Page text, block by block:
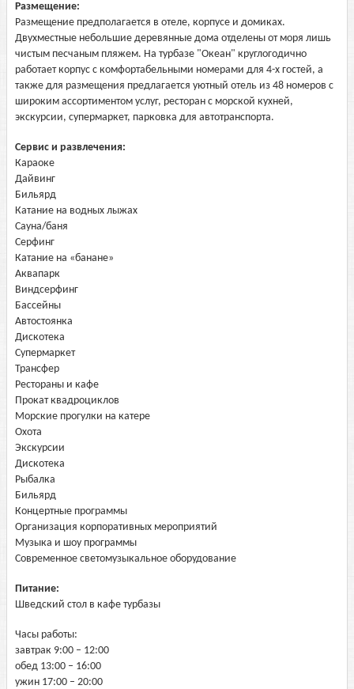
Размещение:
Размещение предполагается в отеле, корпусе и домиках.
Двухместные небольшие деревянные дома отделены от моря лишь
чистым песчаным пляжем. На турбазе "Океан" круглогодично
работает корпус с комфортабельными номерами для 4-х гостей, а
также для размещения предлагается уютный отель из 48 номеров с
широким ассортиментом услуг, ресторан с морской кухней,
экскурсии, супермаркет, парковка для автотранспорта.
Сервис и развлечения:
Караоке
Дайвинг
Бильярд
Катание на водных лыжах
Сауна/баня
Серфинг
Катание на «банане»
Аквапарк
Виндсерфинг
Бассейны
Автостоянка
Дискотека
Супермаркет
Трансфер
Рестораны и кафе
Прокат квадроциклов
Морские прогулки на катере
Охота
Экскурсии
Дискотека
Рыбалка
Бильярд
Концертные программы
Организация корпоративных мероприятий
Музыка и шоу программы
Современное светомузыкальное оборудование
Питание:
Шведский стол в кафе турбазы
Часы работы:
завтрак 9:00 – 12:00
обед 13:00 – 16:00
ужин 17:00 – 20:00